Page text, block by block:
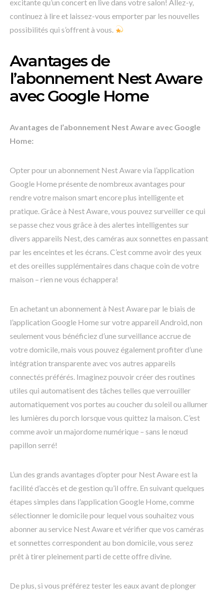
excitante qu’un concert en live dans votre salon! Allez-y,
continuez à lire et laissez-vous emporter par les nouvelles
possibilités qui s’offrent à vous.
Avantages de
l’abonnement Nest Aware
avec Google Home
Avantages de l’abonnement Nest Aware avec Google
Home:
Opter pour un abonnement Nest Aware via l’application
Google Home présente de nombreux avantages pour
rendre votre maison smart encore plus intelligente et
pratique. Grâce à Nest Aware, vous pouvez surveiller ce qui
se passe chez vous grâce à des alertes intelligentes sur
divers appareils Nest, des caméras aux sonnettes en passant
par les enceintes et les écrans. C’est comme avoir des yeux
et des oreilles supplémentaires dans chaque coin de votre
maison – rien ne vous échappera!
En achetant un abonnement à Nest Aware par le biais de
l’application Google Home sur votre appareil Android, non
seulement vous bénéficiez d’une surveillance accrue de
votre domicile, mais vous pouvez également profiter d’une
intégration transparente avec vos autres appareils
connectés préférés. Imaginez pouvoir créer des routines
utiles qui automatisent des tâches telles que verrouiller
automatiquement vos portes au coucher du soleil ou allumer
les lumières du porch lorsque vous quittez la maison. C’est
comme avoir un majordome numérique – sans le nœud
papillon serré!
L’un des grands avantages d’opter pour Nest Aware est la
facilité d’accès et de gestion qu’il offre. En suivant quelques
étapes simples dans l’application Google Home, comme
sélectionner le domicile pour lequel vous souhaitez vous
abonner au service Nest Aware et vérifier que vos caméras
et sonnettes correspondent au bon domicile, vous serez
prêt à tirer pleinement parti de cette offre divine.
De plus, si vous préférez tester les eaux avant de plonger